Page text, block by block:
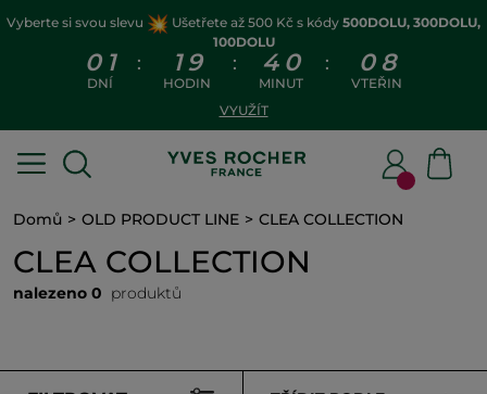
Vyberte si svou slevu Ušetřete až 500 Kč s kódy 500DOLU, 300DOLU,
100DOLU
0 1
DNÍ
: 1 9
HODIN
: 4 0
MINUT
: 0 8
VTEŘIN
VYUŽÍT
Domů OLD PRODUCT LINE CLEA COLLECTION
CLEA COLLECTION
nalezeno 0 produktů